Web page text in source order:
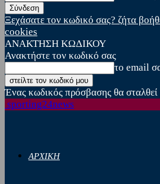
Ξεχάσατε τον κωδικό σας? ζήτα
cookies
ΑΝΑΚΤΗΣΗ ΚΩΔΙΚΟΥ
Ανακτήστε τον κωδικό σας
το email
Ένας κωδικός πρόσβασης θα
sporting24news
ΑΡΧΙΚΗ